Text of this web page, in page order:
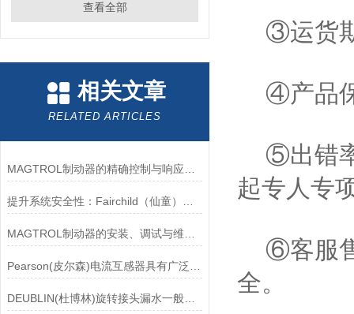
查看全部
相关文章
RELATED ARTICLES
DEUBLIN(杜博林)旋转接头漏水一般应从以下几个方面来找原因
③运货期
④产品
⑤出错率
起专人专
⑥客服售
全。